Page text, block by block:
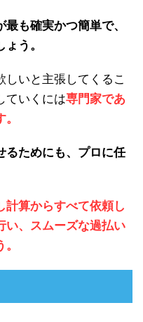
も確実かつ簡単で、
う。
しいと主張してくるこ
ていくには専門家であ
るためにも、プロに任
計算からすべて依頼し
い、スムーズな過払い